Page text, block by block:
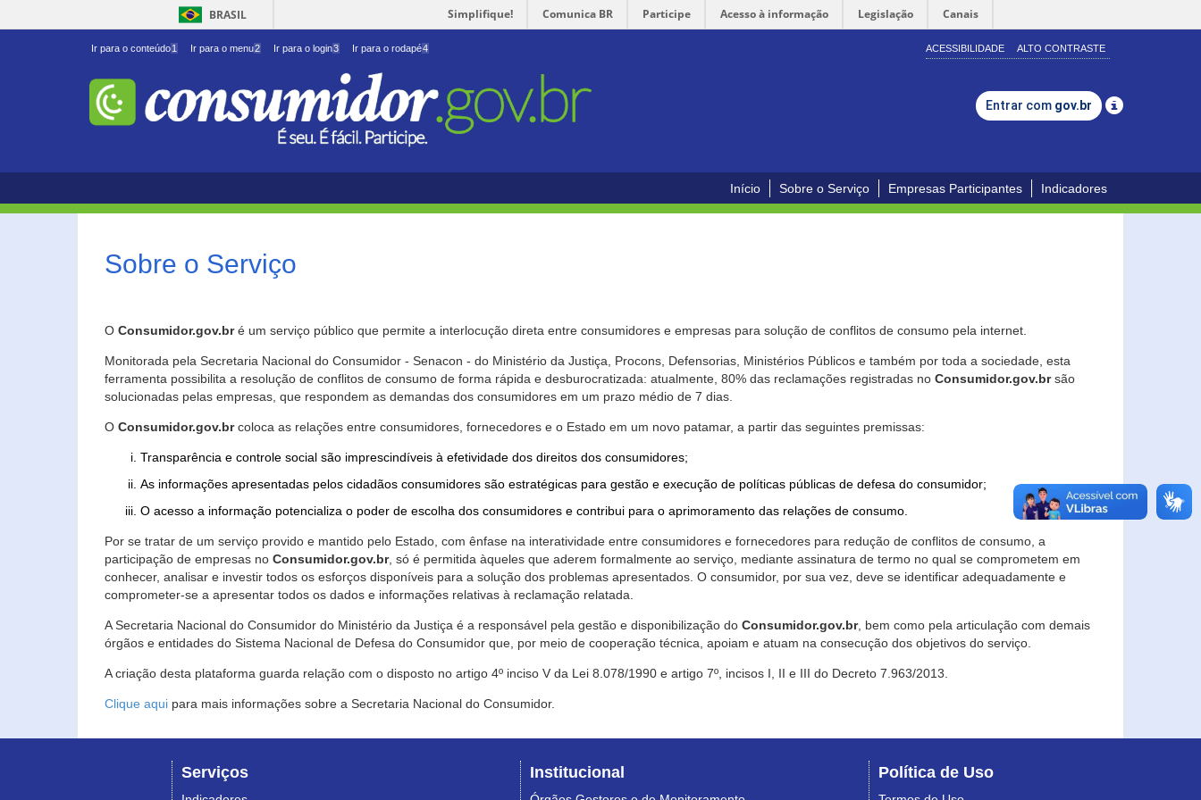
BRASIL Simplifique! Comunica BR Participe Acesso à informação Legislação Canais
Ir para o conteúdo1 Ir para o menu2 Ir para o login3 Ir para o rodapé4 ACESSIBILIDADE ALTO CONTRASTE
Entrar com gov.br
Início Sobre o Serviço Empresas Participantes Indicadores
Sobre o Serviço
O Consumidor.gov.bré um serviço público que permite a interlocução direta entre consumidores e empresas para solução de conflitos de consumo pela internet.
Monitorada pela Secretaria Nacional do Consumidor - Senacon - do Ministério da Justiça, Procons, Defensorias, Ministérios Públicos e também por toda a sociedade, esta
ferramenta possibilita a resolução de conflitos de consumo de forma rápida e desburocratizada: atualmente, 80% das reclamações registradas no Consumidor.gov.brsão
solucionadas pelas empresas, que respondem as demandas dos consumidores em um prazo médio de 7 dias.
O Consumidor.gov.brcoloca as relações entre consumidores, fornecedores e o Estado em um novo patamar, a partir das seguintes premissas:
Transparência e controle social são imprescindíveis à efetividade dos direitos dos consumidores;
As informações apresentadas pelos cidadãos consumidores são estratégicas para gestão e execução de políticas públicas de defesa do consumidor;
O acesso a informação potencializa o poder de escolha dos consumidores e contribui para o aprimoramento das relações de consumo.
Por se tratar de um serviço provido e mantido pelo Estado, com ênfase na interatividade entre consumidores e fornecedores para redução de conflitos de consumo, a
participação de empresas no Consumidor.gov.br, só é permitida àqueles que aderem formalmente ao serviço, mediante assinatura de termo no qual se comprometem em
conhecer, analisar e investir todos os esforços disponíveis para a solução dos problemas apresentados. O consumidor, por sua vez, deve se identificar adequadamente e
comprometer-se a apresentar todos os dados e informações relativas à reclamação relatada.
A Secretaria Nacional do Consumidor do Ministério da Justiça é a responsável pela gestão e disponibilização do Consumidor.gov.br, bem como pela articulação com demais
órgãos e entidades do Sistema Nacional de Defesa do Consumidor que, por meio de cooperação técnica, apoiam e atuam na consecução dos objetivos do serviço.
A criação desta plataforma guarda relação com o disposto no artigo 4º inciso V da Lei 8.078/1990 e artigo 7º, incisos I, II e III do Decreto 7.963/2013.
Clique aqui para mais informações sobre a Secretaria Nacional do Consumidor.
Serviços Institucional Política de Uso